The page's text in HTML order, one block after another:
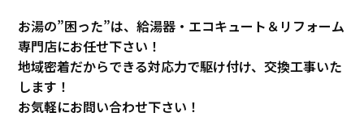
お湯の”困った”は、給湯器・エコキュート＆リフォーム
専門店にお任せ下さい！
地域密着だからできる対応力で駆け付け、交換工事いた
します！
お気軽にお問い合わせ下さい！